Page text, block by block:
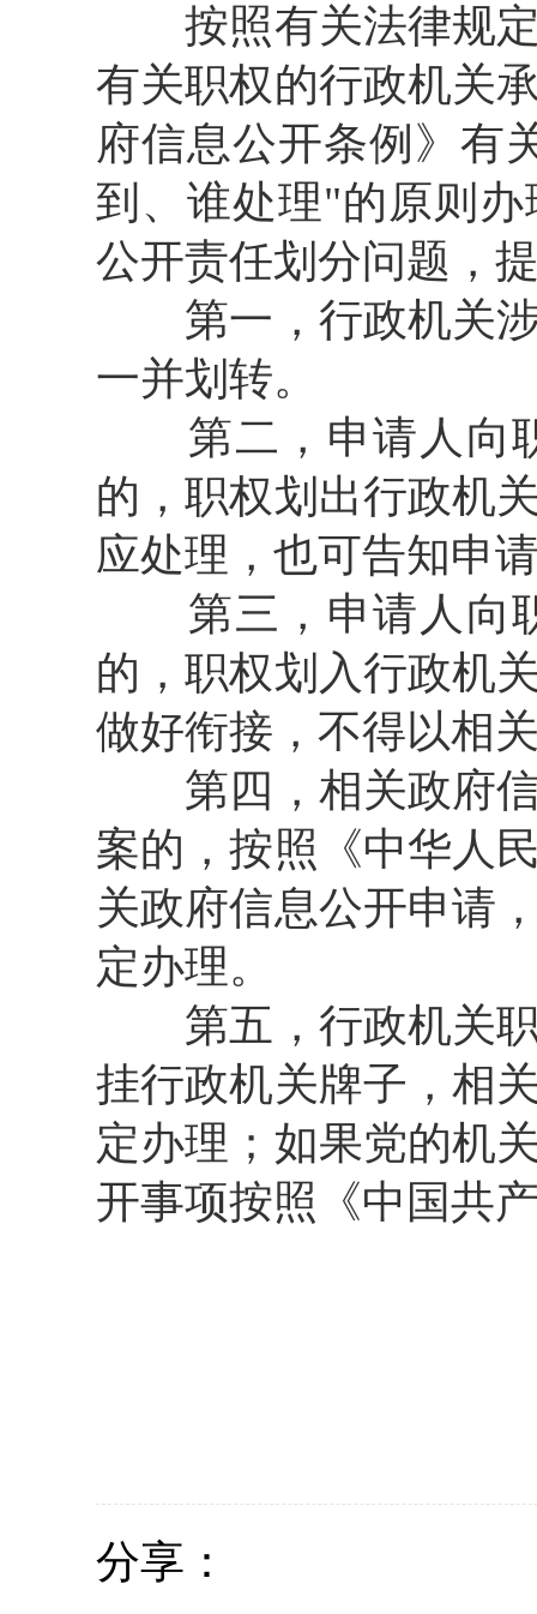
按照有关法律规定
有关职权的行政机关
府信息公开条例》有
到、谁处理"的原则
公开责任划分问题，
第一，行政机关涉
一并划转。
第二，申请人向职
的，职权划出行政机
应处理，也可告知申
第三，申请人向职
的，职权划入行政机
做好衔接，不得以相
第四，相关政府信
案的，按照《中华人
关政府信息公开申请
定办理。
第五，行政机关职
挂行政机关牌子，相
定办理；如果党的机
开事项按照《中国共
分享：